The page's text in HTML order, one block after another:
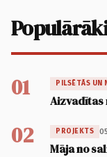
01 PILSĒTĀS UN
Aizvadītas
02 PROJEKTS
Māja no